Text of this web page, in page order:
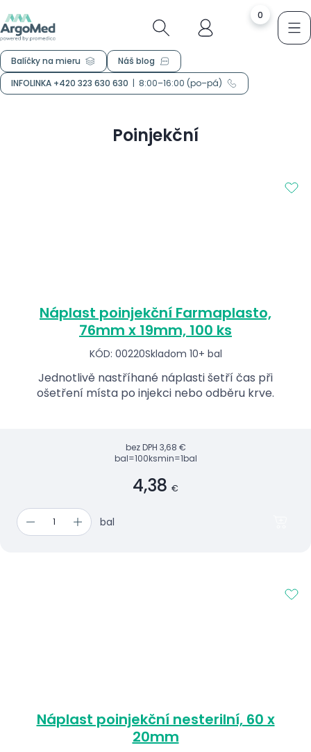
0
Balíčky na mieru
Náš blog
INFOLINKA +420 323 630 630 | 8:00–16:00 (po–pá)
Poinjekční
Náplast poinjekční Farmaplasto,
76mm x 19mm, 100 ks
KÓD: 00220Skladom 10+ bal
Jednotlivě nastříhané náplasti šetří čas při
ošetření místa po injekci nebo odběru krve.
bez DPH 3,68 €
bal=100ksmin=1bal
4,38 €
bal
Náplast poinjekční nesterilní, 60 x
20mm